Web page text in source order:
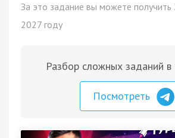
За это задание вы можете получить
2027 году
Разбор сложных заданий в
Посмотреть